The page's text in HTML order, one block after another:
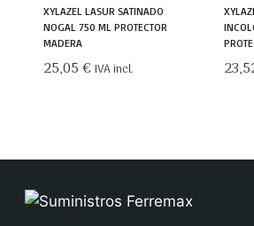
XYLAZEL LASUR SATINADO
NOGAL 750 ML PROTECTOR
MADERA
25,05€ IVA incl.